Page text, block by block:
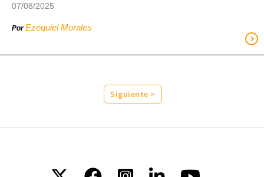
07/08/2025
PorEzequiel Morales
Siguiente >